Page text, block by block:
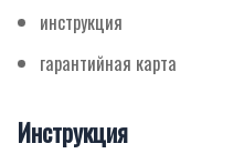
инструкция
гарантийная карта
Инструкция